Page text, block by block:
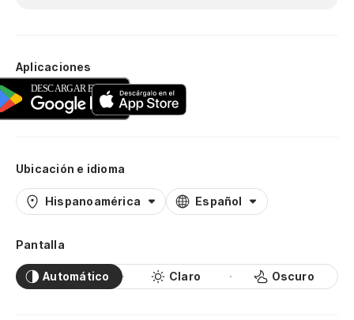
Aplicaciones
Ubicación e idioma
Hispanoamérica Español
Pantalla
Automático Claro Oscuro